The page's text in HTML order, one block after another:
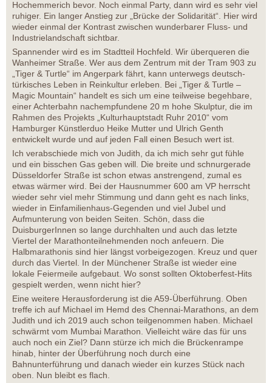
Hochemmerich bevor. Noch einmal Party, dann wird es sehr viel
ruhiger. Ein langer Anstieg zur „Brücke der Solidarität“. Hier wird
wieder einmal der Kontrast zwischen wunderbarer Fluss- und
Industrielandschaft sichtbar.
Spannender wird es im Stadtteil Hochfeld. Wir überqueren die
Wanheimer Straße. Wer aus dem Zentrum mit der Tram 903 zu
„Tiger & Turtle“ im Angerpark fährt, kann unterwegs deutsch-
türkisches Leben in Reinkultur erleben. Bei „Tiger & Turtle –
Magic Mountain“ handelt es sich um eine teilweise begehbare,
einer Achterbahn nachempfundene 20 m hohe Skulptur, die im
Rahmen des Projekts „Kulturhauptstadt Ruhr 2010“ vom
Hamburger Künstlerduo Heike Mutter und Ulrich Genth
entwickelt wurde und auf jeden Fall einen Besuch wert ist.
Ich verabschiede mich von Judith, da ich mich sehr gut fühle
und ein bisschen Gas geben will. Die breite und schnurgerade
Düsseldorfer Straße ist schon etwas anstrengend, zumal es
etwas wärmer wird. Bei der Hausnummer 600 am VP herrscht
wieder sehr viel mehr Stimmung und dann geht es nach links,
wieder in Einfamilienhaus-Gegenden und viel Jubel und
Aufmunterung von beiden Seiten. Schön, dass die
DuisburgerInnen so lange durchhalten und auch das letzte
Viertel der Marathonteilnehmenden noch anfeuern. Die
Halbmarathonis sind hier längst vorbeigezogen. Kreuz und quer
durch das Viertel. In der Münchener Straße ist wieder eine
lokale Feiermeile aufgebaut. Wo sonst sollten Oktoberfest-Hits
gespielt werden, wenn nicht hier?
Eine weitere Herausforderung ist die A59-Überführung. Oben
treffe ich auf Michael im Hemd des Chennai-Marathons, an dem
Judith und ich 2019 auch schon teilgenommen haben. Michael
schwärmt vom Mumbai Marathon. Vielleicht wäre das für uns
auch noch ein Ziel? Dann stürze ich mich die Brückenrampe
hinab, hinter der Überführung noch durch eine
Bahnunterführung und danach wieder ein kurzes Stück nach
oben. Nun bleibt es flach.